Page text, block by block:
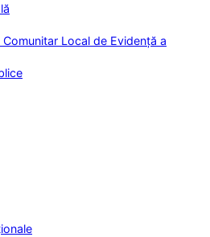
Comunitar Local de Evidență a